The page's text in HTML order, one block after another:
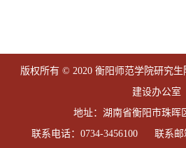
版权所有 © 2020 衡阳师范学院研究
建设办公室
地址：湖南省衡阳市珠晖
联系电话：0734-3456100 联系邮